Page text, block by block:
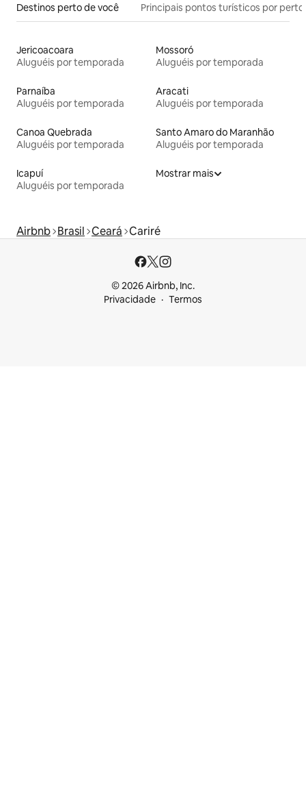
Destinos perto de você Principais pontos turísticos por perto
Jericoacoara
Aluguéis por temporada
Mossoró
Aluguéis por temporada
Parnaíba
Aluguéis por temporada
Aracati
Aluguéis por temporada
Canoa Quebrada
Aluguéis por temporada
Santo Amaro do Maranhão
Aluguéis por temporada
Icapuí
Aluguéis por temporada
Mostrar mais
Airbnb Brasil Ceará Cariré
© 2026 Airbnb, Inc.
Privacidade
Termos